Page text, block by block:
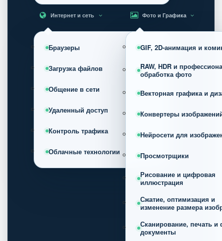
Интернет и сеть
Браузеры
Загрузка файлов
Общение в сети
Удаленный доступ
Контроль трафика
Облачные технологии
Фото и Графика
GIF, 2D-анимация и
RAW, HDR и
обработка фото
Векторная графика и
Конвертеры
Нейросети для
Просмотрщики
Рисование и цифровая
иллюстрация
Сжатие, оптимизация и
изменение размера
Сканирование, печать и
документы